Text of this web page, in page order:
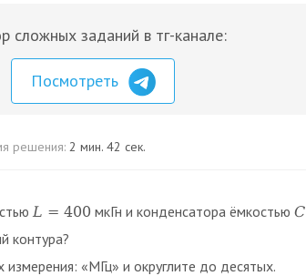
сложных заданий в тг-канале:
Посмотреть
решения: 2 мин. 42 сек.
L = 400 мкГн и конденсатора ёмкостьюC
контура?
«МГц» и округлите до десятых.